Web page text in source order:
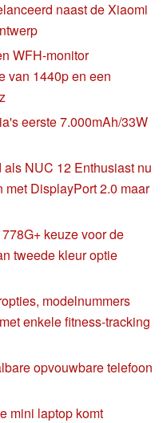
naast de Xiaomi
WFH-monitor
van 1440p en een
eerste 7.000mAh/33W
NUC 12 Enthusiast nu
DisplayPort 2.0 maar
keuze voor de
tweede kleur optie
modelnummers
enkele fitness-tracking
opvouwbare telefoon
mini laptop komt